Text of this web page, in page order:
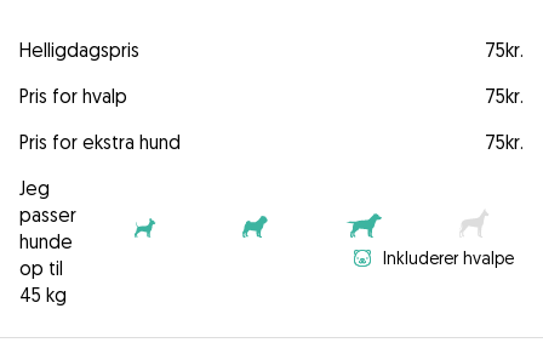
Helligdagspris
75kr.
Pris for hvalp
75kr.
Pris for ekstra hund
75kr.
Jeg
passer
hunde
op til
45 kg
Inkluderer hvalpe